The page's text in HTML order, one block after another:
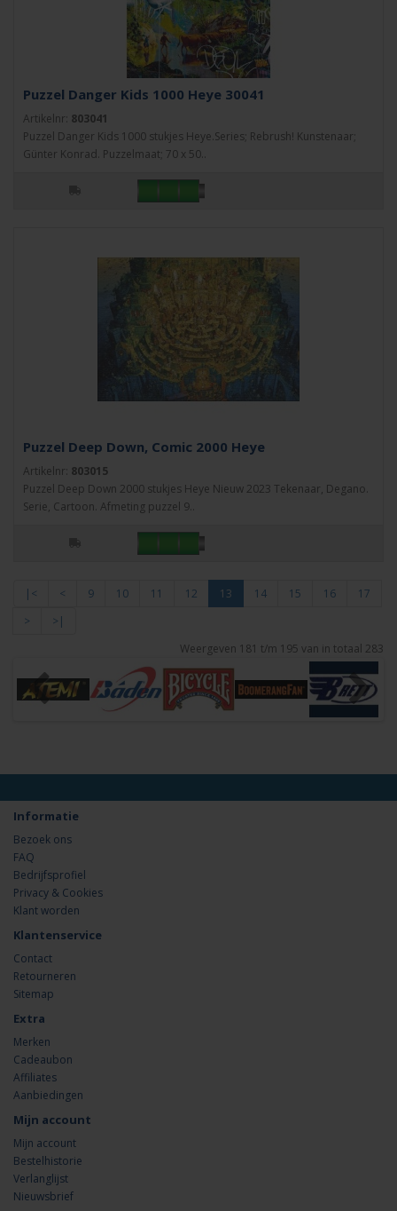
Puzzel Danger Kids 1000 Heye 30041
Artikelnr: 803041
Puzzel Danger Kids 1000 stukjes Heye.Series; Rebrush! Kunstenaar;
Günter Konrad. Puzzelmaat; 70 x 50..
Puzzel Deep Down, Comic 2000 Heye
Artikelnr: 803015
Puzzel Deep Down 2000 stukjes Heye Nieuw 2023 Tekenaar, Degano.
Serie, Cartoon. Afmeting puzzel 9..
|< < 9 10 11 12 13 14 15 16
17
>
>|
Weergeven 181 t/m 195 van in totaal 283
Informatie
Bezoek ons
FAQ
Bedrijfsprofiel
Privacy & Cookies
Klant worden
Klantenservice
Contact
Retourneren
Sitemap
Extra
Merken
Cadeaubon
Affiliates
Aanbiedingen
Mijn account
Mijn account
Bestelhistorie
Verlanglijst
Nieuwsbrief